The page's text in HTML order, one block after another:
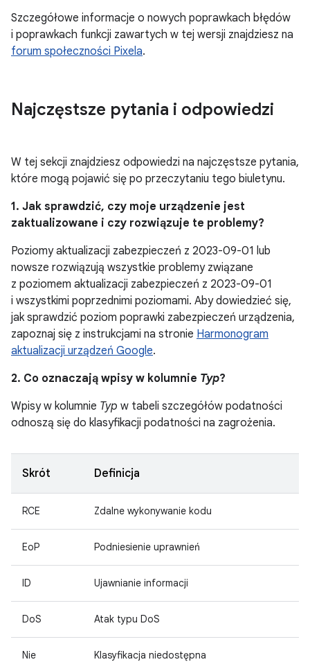
Szczegółowe informacje o nowych poprawkach błędów
i poprawkach funkcji zawartych w tej wersji znajdziesz na
forum społeczności Pixela.
Najczęstsze pytania i odpowiedzi
W tej sekcji znajdziesz odpowiedzi na najczęstsze pytania,
które mogą pojawić się po przeczytaniu tego biuletynu.
1. Jak sprawdzić, czy moje urządzenie jest
zaktualizowane i czy rozwiązuje te problemy?
Poziomy aktualizacji zabezpieczeń z 2023-09-01 lub
nowsze rozwiązują wszystkie problemy związane
z poziomem aktualizacji zabezpieczeń z 2023-09-01
i wszystkimi poprzednimi poziomami. Aby dowiedzieć się,
jak sprawdzić poziom poprawki zabezpieczeń urządzenia,
zapoznaj się z instrukcjami na stronie Harmonogram
aktualizacji urządzeń Google.
2. Co oznaczają wpisy w kolumnie Typ?
Wpisy w kolumnie Typ w tabeli szczegółów podatności
odnoszą się do klasyfikacji podatności na zagrożenia.
Skrót Definicja
RCE Zdalne wykonywanie kodu
EoP Podniesienie uprawnień
ID Ujawnianie informacji
DoS Atak typu DoS
Nie
Klasyfikacja niedostępna